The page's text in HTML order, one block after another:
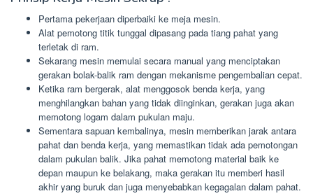
Pertama pekerjaan diperbaiki ke meja mesin.
Alat pemotong titik tunggal dipasang pada tiang pahat yang
terletak di ram.
Sekarang mesin memulai secara manual yang menciptakan
gerakan bolak-balik ram dengan mekanisme pengembalian cepat.
Ketika ram bergerak, alat menggosok benda kerja, yang
menghilangkan bahan yang tidak diinginkan, gerakan juga akan
memotong logam dalam pukulan maju.
Sementara sapuan kembalinya, mesin memberikan jarak antara
pahat dan benda kerja, yang memastikan tidak ada pemotongan
dalam pukulan balik. Jika pahat memotong material baik ke
depan maupun ke belakang, maka gerakan itu memberi hasil
akhir yang buruk dan juga menyebabkan kegagalan dalam pahat.